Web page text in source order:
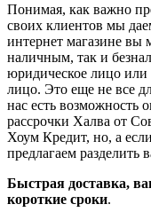
Понимая, как важно
своих клиентов мы
интернет магазине вы
наличным, так и
юридическое лицо или
лицо. Это еще не все
нас есть возможность
рассрочки Халва от
Хоум Кредит, но, а
предлагаем
Быстрая доставка,
короткие сроки.